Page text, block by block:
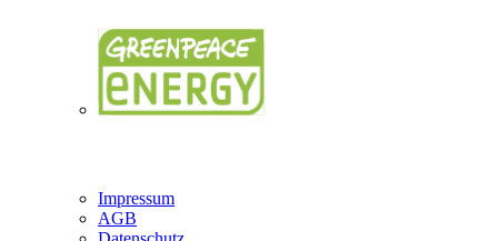
Impressum
AGB